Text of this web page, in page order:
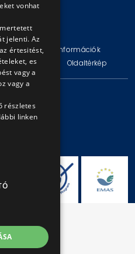
BKV Zrt.
Technikai információk
Oldaltérkép
15.
00
vonhat
jelenti. Az
értesitést,
es
vagy a
vagy a
részletes
linken